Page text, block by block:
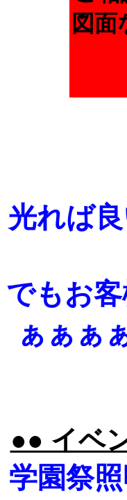
図
光れば
でもお
ぁぁぁ
●● イベ
学園祭